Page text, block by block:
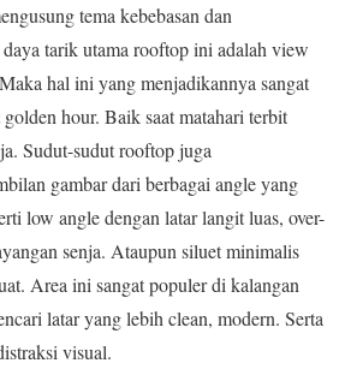
tema kebebasan dan
daya tarik utama rooftop ini adalah view
hal ini yang menjadikannya sangat
hour. Baik saat matahari terbit
Sudut-sudut rooftop juga
gambar dari berbagai angle yang
low angle dengan latar langit luas, over-
senja. Ataupun siluet minimalis
Area ini sangat populer di kalangan
latar yang lebih clean, modern. Serta
visual.